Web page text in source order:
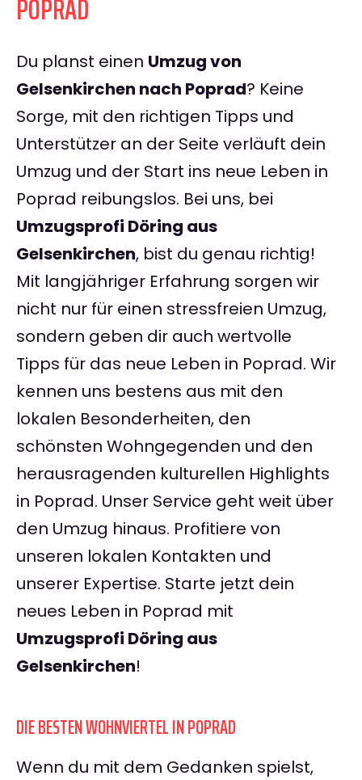
POPRAD
Du planst einen Umzug von
Gelsenkirchen nach Poprad? Keine
Sorge, mit den richtigen Tipps und
Unterstützer an der Seite verläuft dein
Umzug und der Start ins neue Leben in
Poprad reibungslos. Bei uns, bei
Umzugsprofi Döring aus
Gelsenkirchen, bist du genau richtig!
Mit langjähriger Erfahrung sorgen wir
nicht nur für einen stressfreien Umzug,
sondern geben dir auch wertvolle
Tipps für das neue Leben in Poprad. Wir
kennen uns bestens aus mit den
lokalen Besonderheiten, den
schönsten Wohngegenden und den
herausragenden kulturellen Highlights
in Poprad. Unser Service geht weit über
den Umzug hinaus. Profitiere von
unseren lokalen Kontakten und
unserer Expertise. Starte jetzt dein
neues Leben in Poprad mit
Umzugsprofi Döring aus
Gelsenkirchen!
DIE BESTEN WOHNVIERTEL IN POPRAD
Wenn du mit dem Gedanken spielst,